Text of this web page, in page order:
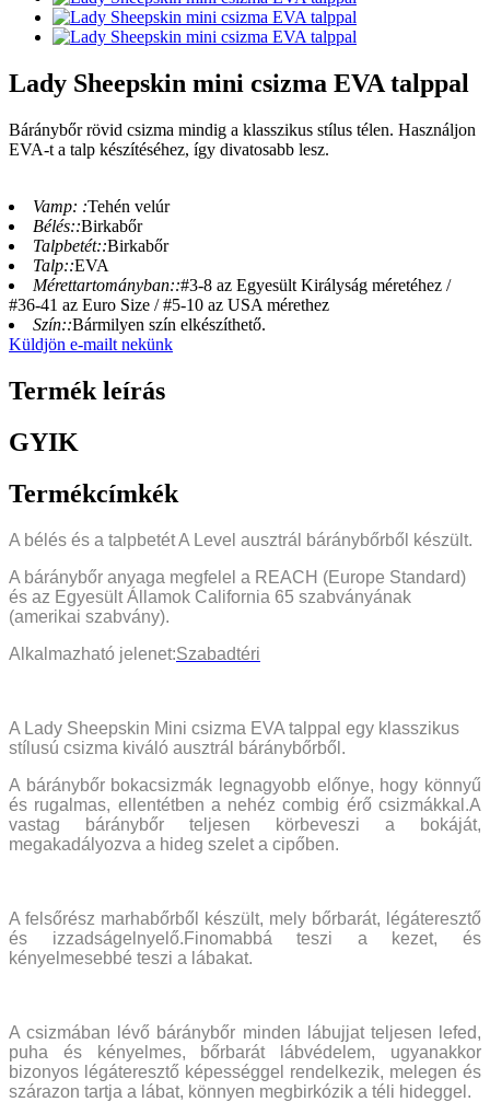
Lady Sheepskin mini csizma EVA talppal
Báránybőr rövid csizma mindig a klasszikus stílus télen. Használjon
EVA-t a talp készítéséhez, így divatosabb lesz.
Vamp: :Tehén velúr
Bélés::Birkabőr
Talpbetét::Birkabőr
Talp::EVA
Mérettartományban::#3-8 az Egyesült Királyság méretéhez /
#36-41 az Euro Size / #5-10 az USA mérethez
Szín::Bármilyen szín elkészíthető.
Küldjön e-mailt nekünk
Termék leírás
GYIK
Termékcímkék
A bélés és a talpbetét A Level ausztrál báránybőrből készült.
A báránybőr anyaga megfelel a REACH (Europe Standard)
és az Egyesült Államok California 65 szabványának
(amerikai szabvány).
Alkalmazható jelenet:Szabadtéri
A Lady Sheepskin Mini csizma EVA talppal egy klasszikus
stílusú csizma kiváló ausztrál báránybőrből.
A báránybőr bokacsizmák legnagyobb előnye, hogy könnyű
és rugalmas, ellentétben a nehéz combig érő csizmákkal.A
vastag báránybőr teljesen körbeveszi a bokáját,
megakadályozva a hideg szelet a cipőben.
A felsőrész marhabőrből készült, mely bőrbarát, légáteresztő
és izzadságelnyelő.Finomabbá teszi a kezet, és
kényelmesebbé teszi a lábakat.
A csizmában lévő báránybőr minden lábujjat teljesen lefed,
puha és kényelmes, bőrbarát lábvédelem, ugyanakkor
bizonyos légáteresztő képességgel rendelkezik, melegen és
szárazon tartja a lábat, könnyen megbirkózik a téli hideggel.